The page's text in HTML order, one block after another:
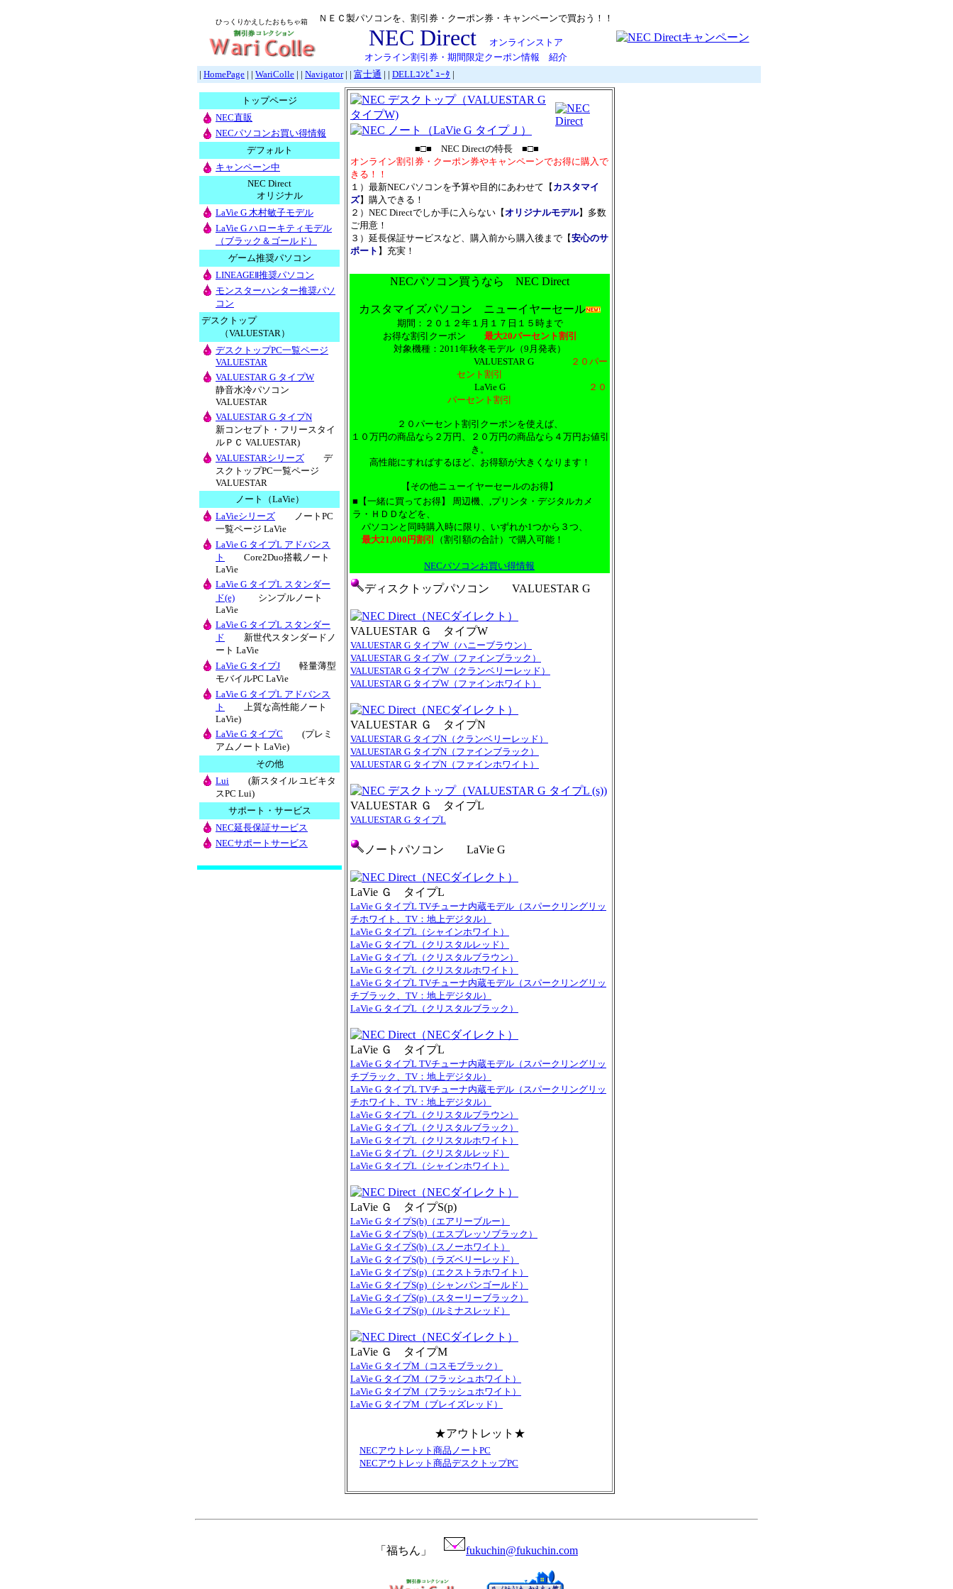
ひっくりかえしたおもちゃ箱 ＮＥＣ製パソコンを、割引券・クーポン券・キャンペーンで買おう！！
NEC Direct
オンラインストア
オンライン割引券・期間限定クーポン情報 紹介
| HomePage | | WariColle | | Navigator| | 富士通 | | DELLｺﾝﾋﾟｭｰﾀ |
トップページ
NEC直販
NECパソコンお買い得情報
デフォルト
キャンペーン中
NEC Direct
オリジナル
LaVie G 木村敏子モデル
LaVie G ハローキティモデル
（ブラック＆ゴールド）
ゲーム推奨パソコン
LINEAGEⅡ推奨パソコン
モンスターハンター推奨パソ
コン
デスクトップ
（VALUESTAR）
デスクトップPC一覧ページ
VALUESTAR
VALUESTAR G タイプW
静音水冷パソコン
VALUESTAR
VALUESTAR G タイプN
新コンセプト・フリースタイ
ルＰＣ VALUESTAR)
VALUESTARシリーズ デ
スクトップPC一覧ページ
VALUESTAR
ノート（LaVie）
LaVieシリーズ ノートPC
一覧ページ LaVie
LaVie G タイプL アドバンス
ト
Core2Duo搭載ノート
LaVie
LaVie G タイプL スタンダー
ド(e)
シンプルノート
LaVie
LaVie G タイプL スタンダー
ド
新世代スタンダードノ
ート LaVie
LaVie G タイプJ 軽量薄型
モバイルPC LaVie
LaVie G タイプL アドバンス
ト
上質な高性能ノート
LaVie)
LaVie G タイプC
(プレミ
アムノート LaVie)
その他
Lui (新スタイル ユビキタ
スPC Lui)
サポート・サービス
NEC延長保証サービス
NECサポートサービス
■□■ NEC Directの特長 ■□■
オンライン割引券・クーポン券やキャンペーンでお得に購入で
きる！！
１）最新NECパソコンを予算や目的にあわせて【 カスタマイ
ズ】購入できる！
２）NEC Directでしか手に入らない【オリジナルモデル】多数
ご用意！
３）延長保証サービスなど、購入前から購入後まで【安心のサ
ポート 】充実！
NECパソコン買うなら NEC Direct
カスタマイズパソコン ニューイヤーセール
期間：２０１２年１月１７日１５時まで
お得な割引クーポン 最大20パーセント割引
対象機種：2011年秋冬モデル（9月発表）
VALUESTAR G
２０パー
セント割引
LaVie G
２０
パーセント割引
２０パーセント割引クーポンを使えば、
１０万円の商品なら２万円、２０万円の商品なら４万円お値引
き。
高性能にすればするほど、お得額が大きくなります！
【その他ニューイヤーセールのお得】
■【一緒に買ってお得】 周辺機、,プリンタ・デジタルカメ
ラ・ＨＤＤなどを、
パソコンと同時購入時に限り、いずれか1つから３つ、
最大21,000円割引
（割引額の合計）で購入可能！
NECパソコンお買い得情報
ディスクトップパソコン VALUESTAR G
VALUESTAR Ｇ タイプW
VALUESTAR G タイプW（ハニーブラウン）
VALUESTAR G タイプW（ファインブラック）
VALUESTAR G タイプW（クランベリーレッド）
VALUESTAR G タイプW（ファインホワイト）
VALUESTAR Ｇ タイプN
VALUESTAR G タイプN（クランベリーレッド）
VALUESTAR G タイプN（ファインブラック）
VALUESTAR G タイプN（ファインホワイト）
VALUESTAR Ｇ タイプL
VALUESTAR G タイプL
ノートパソコン LaVie G
LaVie Ｇ タイプL
LaVie G タイプL TVチューナ内蔵モデル（スパークリングリッ
チホワイト、TV：地上デジタル）
LaVie G タイプL（シャインホワイト）
LaVie G タイプL（クリスタルレッド）
LaVie G タイプL（クリスタルブラウン）
LaVie G タイプL（クリスタルホワイト）
LaVie G タイプL TVチューナ内蔵モデル（スパークリングリッ
チブラック、TV：地上デジタル）
LaVie G タイプL（クリスタルブラック）
LaVie Ｇ タイプL
LaVie G タイプL TVチューナ内蔵モデル（スパークリングリッ
チブラック、TV：地上デジタル）
LaVie G タイプL TVチューナ内蔵モデル（スパークリングリッ
チホワイト、TV：地上デジタル）
LaVie G タイプL（クリスタルブラウン）
LaVie G タイプL（クリスタルブラック）
LaVie G タイプL（クリスタルホワイト）
LaVie G タイプL（クリスタルレッド）
LaVie G タイプL（シャインホワイト）
LaVie Ｇ タイプS(p)
LaVie G タイプS(b)（エアリーブルー）
LaVie G タイプS(b)（エスプレッソブラック）
LaVie G タイプS(b)（スノーホワイト）
LaVie G タイプS(b)（ラズベリーレッド）
LaVie G タイプS(p)（エクストラホワイト）
LaVie G タイプS(p)（シャンパンゴールド）
LaVie G タイプS(p)（スターリーブラック）
LaVie G タイプS(p)（ルミナスレッド）
LaVie Ｇ タイプM
LaVie G タイプM（コスモブラック）
LaVie G タイプM（フラッシュホワイト）
LaVie G タイプM（フラッシュホワイト）
LaVie G タイプM（ブレイズレッド）
★アウトレット★
NECアウトレット商品ノートPC
NECアウトレット商品デスクトップPC
「福ちん」 fukuchin@fukuchin.com